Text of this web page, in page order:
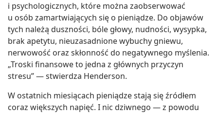
i psychologicznych, które można zaobserwować
u osób zamartwiających się o pieniądze. Do objawów
tych należą duszności, bóle głowy, nudności, wysypka,
brak apetytu, nieuzasadnione wybuchy gniewu,
nerwowość oraz skłonność do negatywnego myślenia.
„Troski finansowe to jedna z głównych przyczyn
stresu” — stwierdza Henderson.
W ostatnich miesiącach pieniądze stają się źródłem
coraz większych napięć. I nic dziwnego — z powodu